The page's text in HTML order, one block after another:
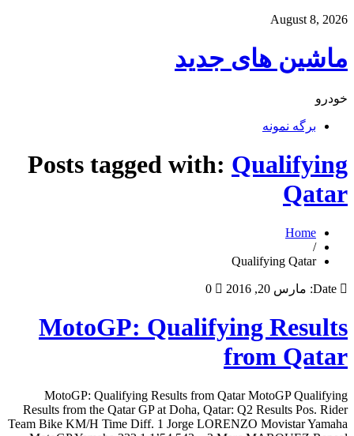
August 8, 2026
ماشین های جدید
خودرو
برگه نمونه
Posts tagged with: Qualifying
Qatar
Home
/
Qualifying Qatar
Date: مارس 20, 2016 0
MotoGP: Qualifying Results
from Qatar
MotoGP: Qualifying Results from Qatar MotoGP Qualifying
Results from the Qatar GP at Doha, Qatar: Q2 Results Pos. Rider
Team Bike KM/H Time Diff. 1 Jorge LORENZO Movistar Yamaha